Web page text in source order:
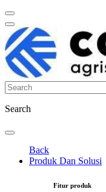
Search
Back
Produk Dan Solusi
Fitur produk